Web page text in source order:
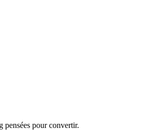
pensées pour convertir.